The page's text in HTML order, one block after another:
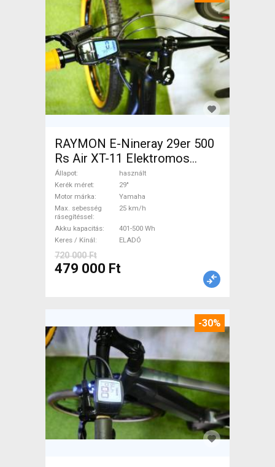
RAYMON E-Nineray 29er 500
Rs Air XT-11 Elektromos
Mountain Bike 29" elöl
teleszkópos Yamaha használt
ELADÓ
Állapot
használt
Kerék méret
29"
Motor márka
Yamaha
Max. sebesség
rásegítéssel
25 km/h
Akku kapacitás
401-500 Wh
Keres / Kínál
ELADÓ
720 000 Ft
479 000 Ft
-30%